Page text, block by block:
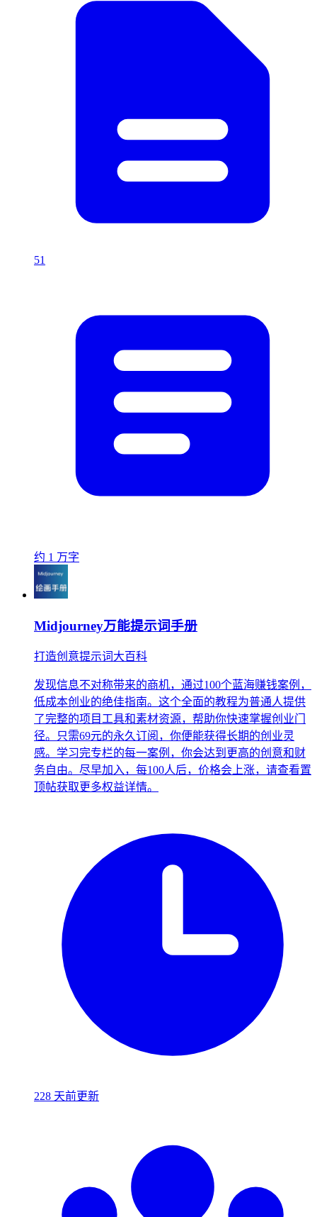
51
约 1 万字
Midjourney万能提示词手册
打造创意提示词大百科
发现信息不对称带来的商机，通过100个蓝海赚钱案例，
低成本创业的绝佳指南。这个全面的教程为普通人提供
了完整的项目工具和素材资源，帮助你快速掌握创业门
径。只需69元的永久订阅，你便能获得长期的创业灵
感。学习完专栏的每一案例，你会达到更高的创意和财
务自由。尽早加入，每100人后，价格会上涨，请查看置
顶帖获取更多权益详情。
228 天前更新